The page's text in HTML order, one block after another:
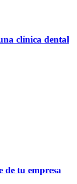
clínica dental
tu empresa